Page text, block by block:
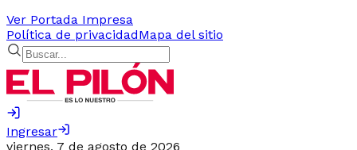
Ver Portada Impresa
Política de privacidadMapa del sitio
Ingresar
viernes, 7 de agosto de 2026